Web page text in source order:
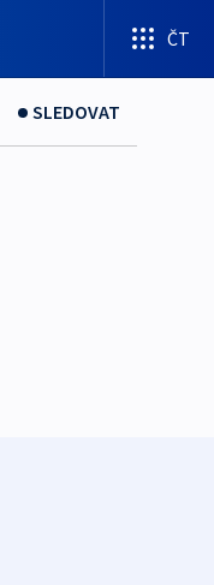
ČT
SLEDOVAT